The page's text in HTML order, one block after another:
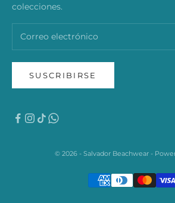
colecciones.
SUSCRIBIRSE
© 2026 - Salvador Beachwear -